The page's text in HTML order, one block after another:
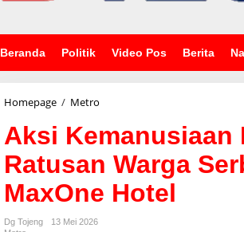
Beranda Politik Video Pos Berita
Homepage / Metro
s
i
K
e
m
a
Aksi Kemanusiaan
Ratusan Warga
MaxOne Hotel
Dg Tojeng
13 Mei 2026